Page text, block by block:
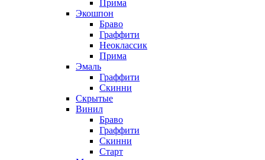
Прима
Экошпон
Браво
Граффити
Неоклассик
Прима
Эмаль
Граффити
Скинни
Скрытые
Винил
Браво
Граффити
Скинни
Старт